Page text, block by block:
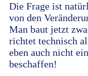
Die Frage ist
von den
Man baut jetzt
richtet technisch
eben auch nicht
beschaffen!